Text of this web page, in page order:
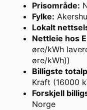
Prisområde:
Fylke:
Lokalt
Nettleie hos
øre/kWh
øre/kWh))
Billigste
Kraft (16000
Forskjell
Norge